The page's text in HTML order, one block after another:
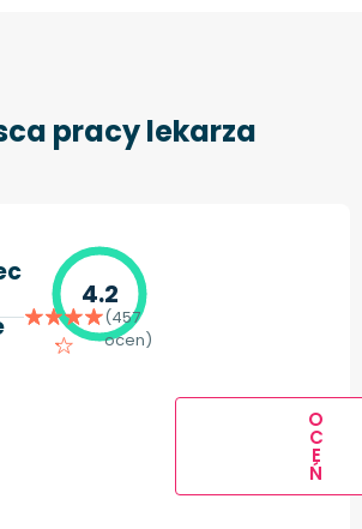
pracy lekarza
4.2
(457
ocen)
O
C
E
Ń